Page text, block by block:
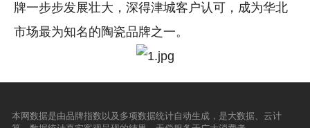
牌一步步发展壮大，深得津城客户认可，成为华北
市场最为知名的陶瓷品牌之一。
本网数据是由品牌指数以及多项数据统计自动生成，是大数据、云计